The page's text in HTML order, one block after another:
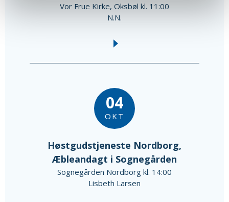
Vor Frue Kirke, Oksbøl kl. 11:00
N.N.
04
OKT
Høstgudstjeneste Nordborg,
Æbleandagt i Sognegården
Sognegården Nordborg kl. 14:00
Lisbeth Larsen